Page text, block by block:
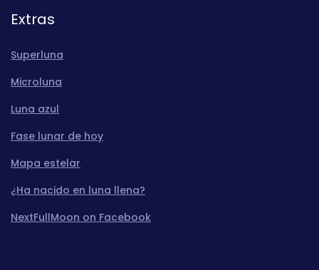
Extras
Superluna
Microluna
Luna azul
Fase lunar de hoy
Mapa estelar
¿Ha nacido en luna llena?
NextFullMoon on Facebook